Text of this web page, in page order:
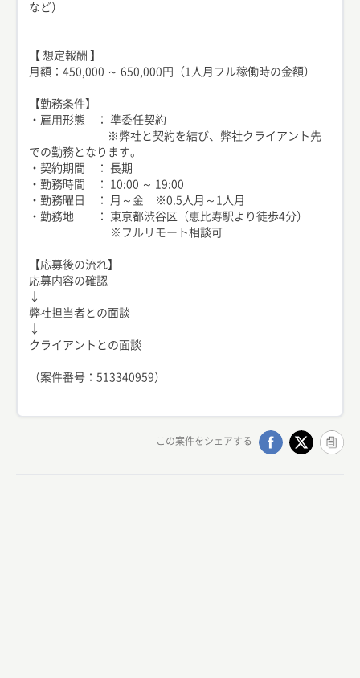
など）
【 想定報酬 】
月額：450,000 ～ 650,000円（1人月フル稼働時の金額）
【勤務条件】
・雇用形態 ： 準委任契約
※弊社と契約を結び、弊社クライアント先
での勤務となります。
・契約期間 ： 長期
・勤務時間 ： 10:00 ～ 19:00
・勤務曜日 ： 月～金 ※0.5人月～1人月
・勤務地 ： 東京都渋谷区（恵比寿駅より徒歩4分）
※フルリモート相談可
【応募後の流れ】
応募内容の確認
↓
弊社担当者との面談
↓
クライアントとの面談
（案件番号：513340959）
この案件をシェアする